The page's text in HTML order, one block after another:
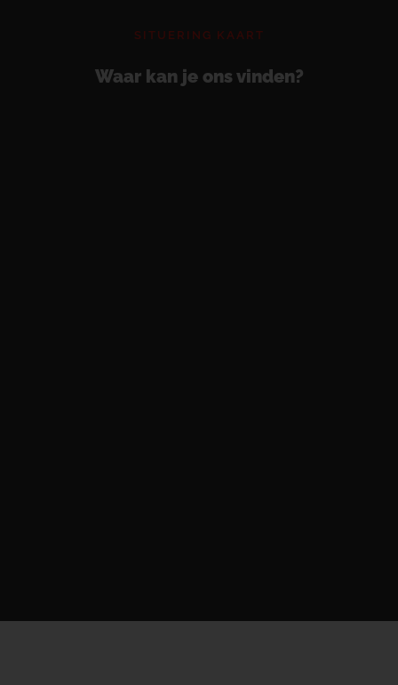
SITUERING KAART
Waar kan je ons vinden?